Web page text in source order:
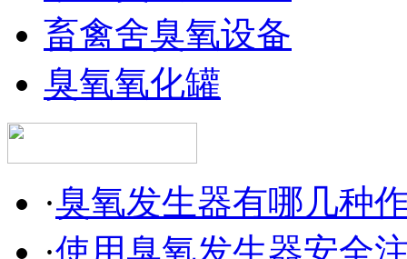
畜禽舍臭氧设备
臭氧氧化罐
·臭氧发生器有哪几种